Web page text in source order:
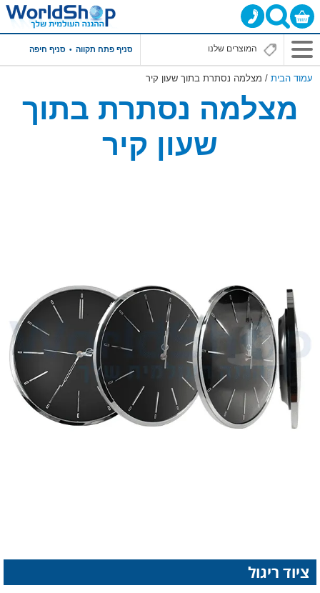
סניף פתח תקווה סניף חיפה
עמוד הבית / מצלמה נסתרת בתוך שעון קיר
מצלמה נסתרת בתוך
שעון קיר
ציוד ריגול